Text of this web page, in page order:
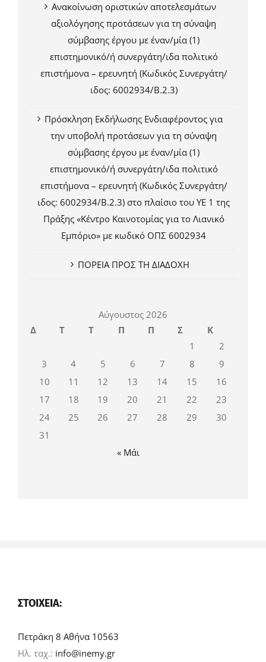
Ανακοίνωση οριστικών αποτελεσμάτων
αξιολόγησης προτάσεων για τη σύναψη
σύμβασης έργου με έναν/μία (1)
επιστημονικό/ή συνεργάτη/ιδα πολιτικό
επιστήμονα – ερευνητή (Κωδικός Συνεργάτη/
ιδος: 6002934/Β.2.3)
Πρόσκληση Εκδήλωσης Ενδιαφέροντος για
την υποβολή προτάσεων για τη σύναψη
σύμβασης έργου με έναν/μία (1)
επιστημονικό/ή συνεργάτη/ιδα πολιτικό
επιστήμονα – ερευνητή (Κωδικός Συνεργάτη/
ιδος: 6002934/Β.2.3) στο πλαίσιο του ΥΕ 1 της
Πράξης «Κέντρο Καινοτομίας για το Λιανικό
Εμπόριο» με κωδικό ΟΠΣ 6002934
ΠΟΡΕΙΑ ΠΡΟΣ ΤΗ ΔΙΑΔΟΧΗ
Αύγουστος 2026
Δ
Τ Τ Π Π Σ
Κ
1
2
3
4 5 6 7 8
9
10
11 12 13 14 15
16
17
18 19 20 21 22
23
24
25 26 27 28 29
30
31
« Μάι
ΣΤΟΙΧΕΊΑ:
Πετράκη 8 Αθήνα 10563
Ηλ. ταχ.: info@inemy.gr